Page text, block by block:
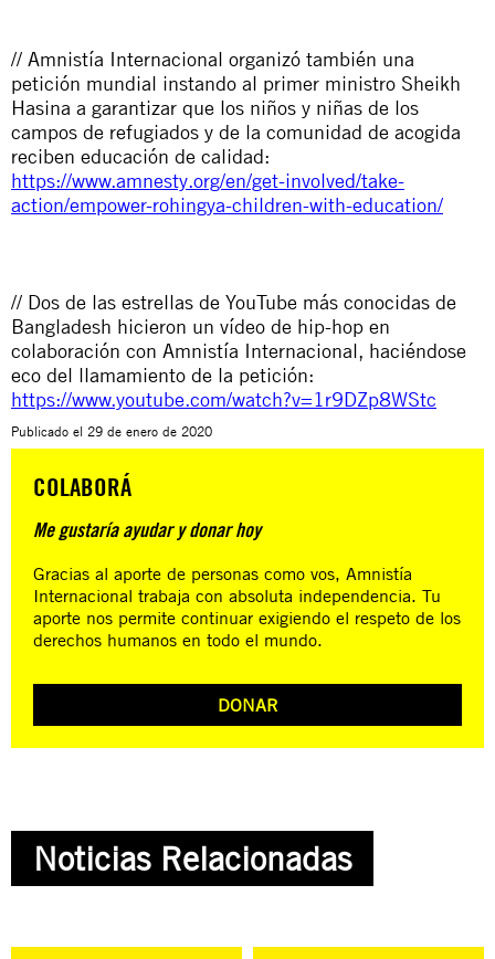
// Amnistía Internacional organizó también una
petición mundial instando al primer ministro Sheikh
Hasina a garantizar que los niños y niñas de los
campos de refugiados y de la comunidad de acogida
reciben educación de calidad:
https://www.amnesty.org/en/get-involved/take-
action/empower-rohingya-children-with-education/
// Dos de las estrellas de YouTube más conocidas de
Bangladesh hicieron un vídeo de hip-hop en
colaboración con Amnistía Internacional, haciéndose
eco del llamamiento de la petición:
https://www.youtube.com/watch?v=1r9DZp8WStc
Publicado el 29 de enero de 2020
COLABORÁ
Me gustaría ayudar y donar hoy
Gracias al aporte de personas como vos, Amnistía
Internacional trabaja con absoluta independencia. Tu
aporte nos permite continuar exigiendo el respeto de los
derechos humanos en todo el mundo.
DONAR
Noticias Relacionadas